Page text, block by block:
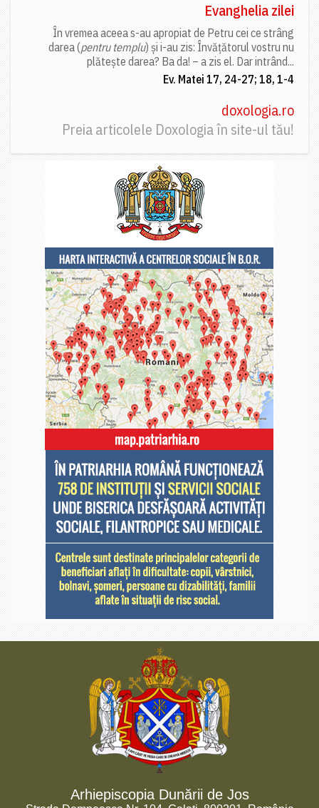
Evanghelia zilei
În vremea aceea s-au apropiat de Petru cei ce strâng
darea (pentru templu) și i-au zis: Învățătorul vostru nu
plătește darea? Ba da! – a zis el. Dar intrând...
Ev. Matei 17, 24-27; 18, 1-4
doxologia.ro
Preia articolele Doxologia în site-ul tău!
Arhiepiscopia Dunării de Jos